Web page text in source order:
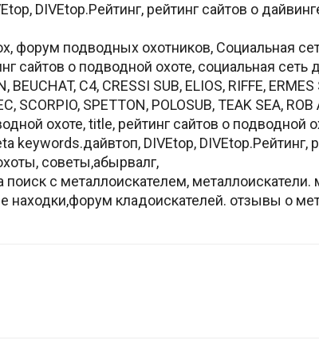
DIVEtop.Рейтинг, рейтинг сайтов о
форум подводных охотников, Социальная
сайтов о подводной охоте, социальная
BEUCHAT, C4, CRESSI SUB, ELIOS, RIFFE,
SCORPIO, SPETTON, POLOSUB, TEAK SEA,
охоте, title, рейтинг сайтов о подводной
keywords.дайвтоп, DIVEtop, DIVEtop.Рейтинг,
советы,абырвалг,
с металлоискателем, металлоискатели.
находки,форум кладоискателей. отзывы о